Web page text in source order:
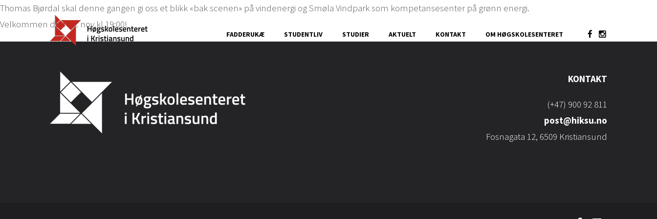
FADDERUKÆ STUDENTLIV STUDIER AKTUELT KONTAKT OM HØGSKOLESENTERET
Thomas Bjørdal skal denne gangen gi oss et blikk «bak scenen» på vindenergi og Smøla Vindpark som kompetansesenter på grønn energi.
Velkommen den 28. nov kl 19:00!
KONTAKT
(+47) 900 92 811
post@hiksu.no
Fosnagata 12, 6509 Kristiansund